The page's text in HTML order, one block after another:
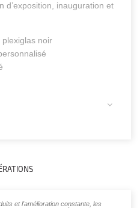
d’exposition, inauguration et
noir
et l'amélioration constante, les